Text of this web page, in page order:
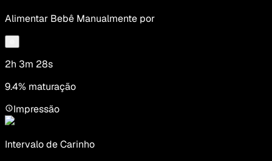
Alimentar Bebê Manualmente por
2h 3m 28s
9.4% maturação
Impressão
Intervalo de Carinho